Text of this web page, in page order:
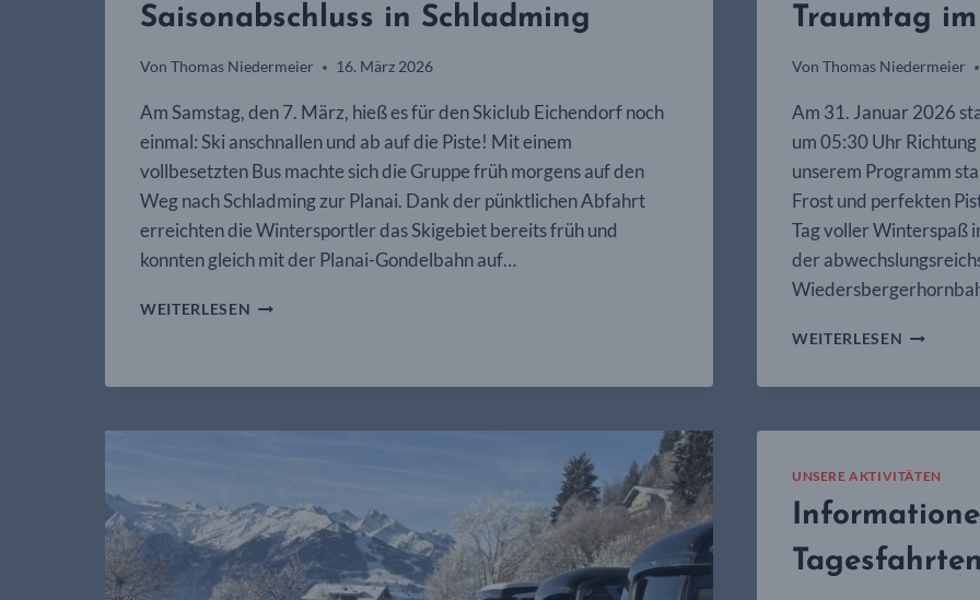
Saisonabschluss in Schladming
Von Thomas Niedermeier 16. März 2026
Am Samstag, den 7. März, hieß es für den Skiclub Eichendorf noch
einmal: Ski anschnallen und ab auf die Piste! Mit einem
vollbesetzten Bus machte sich die Gruppe früh morgens auf den
Weg nach Schladming zur Planai. Dank der pünktlichen Abfahrt
erreichten die Wintersportler das Skigebiet bereits früh und
konnten gleich mit der Planai-Gondelbahn auf…
WEITERLESEN SKICLUB
Traumtag
Von Thomas Niedermeier
Am 31. Januar 2026
um 05:30 Uhr
unserem Programm
Frost und perfekten
Tag voller Winterspaß
der
WEITERLESEN SKICLUB
UNSERE AKTIVITÄTEN
Tagesfahrten